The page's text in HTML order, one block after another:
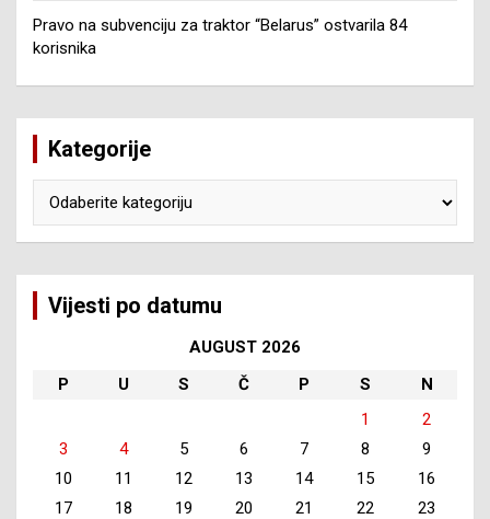
Pravo na subvenciju za traktor “Belarus” ostvarila 84
korisnika
Kategorije
Vijesti po datumu
AUGUST 2026
P
U S Č P S
N
1
2
3
4 5 6 7 8
9
10
11 12 13 14 15
16
17
18 19 20 21 22
23